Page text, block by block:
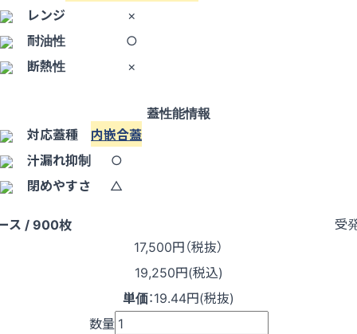
レンジ
×
耐油性
○
断熱性
×
蓋性能情報
対応蓋種 内嵌合蓋
汁漏れ抑制
○
閉めやすさ
△
ス / 900枚
受
17,500円（税抜）
19,250円(税込)
単価：19.44円(税抜)
数量